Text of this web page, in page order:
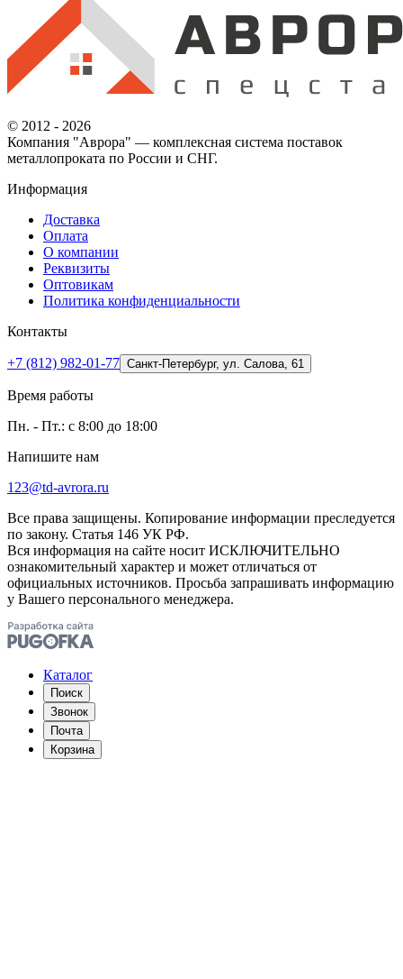
© 2012 - 2026
Компания "Аврора" — комплексная система поставок
металлопроката по России и СНГ.
Информация
Доставка
Оплата
О компании
Реквизиты
Оптовикам
Политика конфиденциальности
Контакты
+7 (812) 982-01-77 Санкт-Петербург, ул. Салова, 61
Время работы
Пн. - Пт.: с 8:00 до 18:00
Напишите нам
123@td-avrora.ru
Все права защищены. Копирование информации преследуется
по закону. Статья 146 УК РФ.
Вся информация на сайте носит ИСКЛЮЧИТЕЛЬНО
ознакомительный характер и может отличаться от
официальных источников. Просьба запрашивать информацию
у Вашего персонального менеджера.
Каталог
Поиск
Звонок
Почта
Корзина